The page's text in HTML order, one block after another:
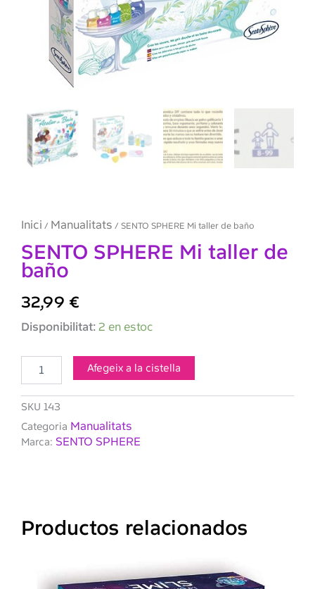
Inici / Manualitats / SENTO SPHERE Mi taller de baño
SENTO SPHERE Mi taller de
baño
32,99 €
Disponibilitat: 2 en estoc
quantitat
SPHERE
taller
de
baño
Afegeix a la cistella
SKU 143
Categoria Manualitats
Marca: SENTO SPHERE
Productos relacionados